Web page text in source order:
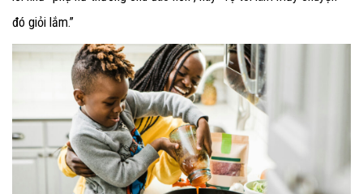
đó giỏi lắm.”